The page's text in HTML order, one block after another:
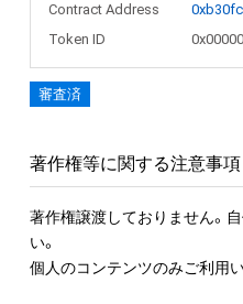
Contract Address
Token ID
審査済
著作権等に関する注意事項
著作権譲渡しておりません。
い。
個人のコンテンツのみご利用い